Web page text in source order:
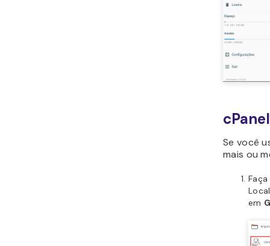
cPanel
Se você
mais ou
em